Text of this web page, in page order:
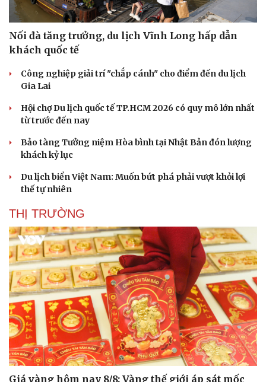
Văn hóa
Sân khấu - Điện ảnh
Văn học
Di sản
Giải trí
Nghệ sĩ
Nối đà tăng trưởng, du lịch Vĩnh Long hấp dẫn
khách quốc tế
Công nghiệp giải trí "chắp cánh" cho điểm đến du lịch
Gia Lai
Hội chợ Du lịch quốc tế TP.HCM 2026 có quy mô lớn nhất
từ trước đến nay
Bảo tàng Tưởng niệm Hòa bình tại Nhật Bản đón lượng
khách kỷ lục
Du lịch biển Việt Nam: Muốn bứt phá phải vượt khỏi lợi
thế tự nhiên
THỊ TRƯỜNG
Giá vàng hôm nay 8/8: Vàng thế giới áp sát mốc